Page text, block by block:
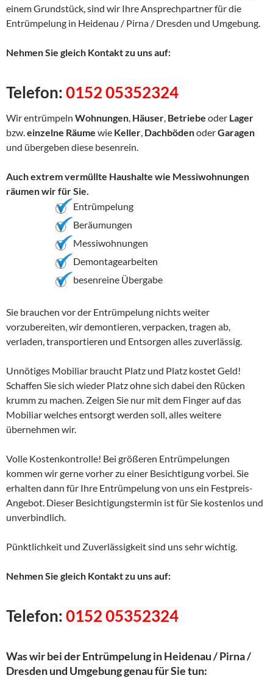
einem Grundstück, sind wir Ihre Ansprechpartner für die
Entrümpelung in Heidenau / Pirna / Dresden und Umgebung.
Nehmen Sie gleich Kontakt zu uns auf:
Telefon:0152 05352324
Wir entrümpeln Wohnungen, Häuser, Betriebe oder Lager
bzw.einzelne Räume wie Keller, DachbödenoderGaragen
und übergeben diese besenrein.
Auch extrem vermüllte Haushalte wie Messiwohnungen
räumen wir für Sie.
Entrümpelung
Beräumungen
Messiwohnungen
Demontagearbeiten
besenreine Übergabe
Sie brauchen vor der Entrümpelung nichts weiter
vorzubereiten, wir demontieren, verpacken, tragen ab,
verladen, transportieren und Entsorgen alles zuverlässig.
Unnötiges Mobiliar braucht Platz und Platz kostet Geld!
Schaffen Sie sich wieder Platz ohne sich dabei den Rücken
krumm zu machen. Zeigen Sie nur mit dem Finger auf das
Mobiliar welches entsorgt werden soll, alles weitere
übernehmen wir.
Volle Kostenkontrolle! Bei größeren Entrümpelungen
kommen wir gerne vorher zu einer Besichtigung vorbei. Sie
erhalten dann für Ihre Entrümpelung von uns ein Festpreis-
Angebot. Dieser Besichtigungstermin ist für Sie kostenlos und
unverbindlich.
Pünktlichkeit und Zuverlässigkeit sind uns sehr wichtig.
Nehmen Sie gleich Kontakt zu uns auf:
Telefon:0152 05352324
Was wir bei der Entrümpelung in Heidenau / Pirna /
Dresden und Umgebung genau für Sie tun: